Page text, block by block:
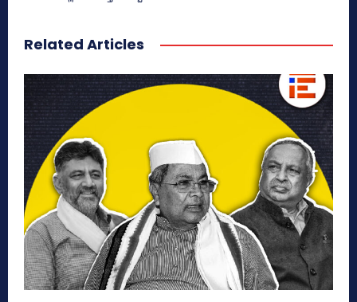
Related Articles